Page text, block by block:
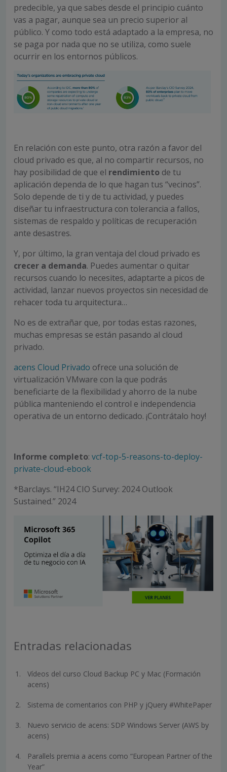
predecible, ya que sabes desde el principio cuánto
vas a pagar, aunque sea un precio superior al
público. Y como todo está adaptado a la empresa, no
se paga por nada que no se utiliza, como suele
ocurrir en los entornos públicos.
En relación con este punto, otra razón a favor del
cloud privado es que, al no compartir recursos, no
hay posibilidad de que el rendimiento de tu
aplicación dependa de lo que hagan tus “vecinos”.
Solo depende de ti y de tu actividad, y puedes
diseñar tu infraestructura con tolerancia a fallos,
sistemas de respaldo y políticas de recuperación
ante desastres.
Y, por último, la gran ventaja del cloud privado es
crecer a demanda. Puedes aumentar o quitar
recursos cuando lo necesites, adaptarte a picos de
actividad, lanzar nuevos proyectos sin necesidad de
rehacer toda tu arquitectura…
No es de extrañar que, por todas estas razones,
muchas empresas se están pasando al cloud
privado.
acens Cloud Privado ofrece una solución de
virtualización VMware con la que podrás
beneficiarte de la flexibilidad y ahorro de la nube
pública manteniendo el control e independencia
operativa de un entorno dedicado. ¡Contrátalo hoy!
Informe completo: vcf-top-5-reasons-to-deploy-
private-cloud-ebook
*Barclays. “IH24 CIO Survey: 2024 Outlook
Sustained.” 2024
Entradas relacionadas
Vídeos del curso Cloud Backup PC y Mac (Formación
acens)
Sistema de comentarios con PHP y jQuery #WhitePaper
Nuevo servicio de acens: SDP Windows Server (AWS by
acens)
Parallels premia a acens como “European Partner of the
Year”